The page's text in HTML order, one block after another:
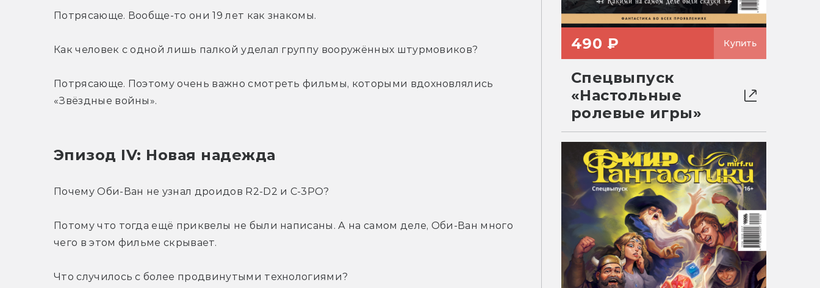
Потрясающе. Вообще-то они 19 лет как знакомы.
Как человек с одной лишь палкой уделал группу вооружённых штурмовиков?
Потрясающе. Поэтому очень важно смотреть фильмы, которыми вдохновлялись
«Звёздные войны».
Эпизод IV: Новая надежда
Почему Оби-Ван не узнал дроидов R2-D2 и C-3PO?
Потому что тогда ещё приквелы не были написаны. А на самом деле, Оби-Ван много
чего в этом фильме скрывает.
Что случилось с более продвинутыми технологиями?
490 ₽ Купить
Спецвыпуск
«Настольные
ролевые игры»